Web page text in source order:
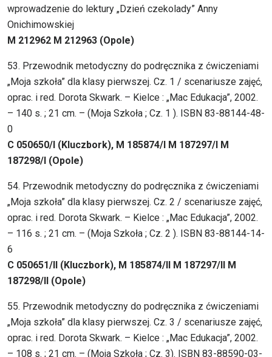
wprowadzenie do lektury „Dzień czekolady” Anny
Onichimowskiej
M 212962 M 212963 (Opole)
53. Przewodnik metodyczny do podręcznika z ćwiczeniami
„Moja szkoła” dla klasy pierwszej. Cz. 1 / scenariusze zajęć,
oprac. i red. Dorota Skwark. – Kielce : „Mac Edukacja”, 2002.
– 140 s. ; 21 cm. – (Moja Szkoła ; Cz. 1 ). ISBN 83-88144-48-
0
C 050650/I (Kluczbork), M 185874/I M 187297/I M
187298/I (Opole)
54. Przewodnik metodyczny do podręcznika z ćwiczeniami
„Moja szkoła” dla klasy pierwszej. Cz. 2 / scenariusze zajęć,
oprac. i red. Dorota Skwark. – Kielce : „Mac Edukacja”, 2002.
– 116 s. ; 21 cm. – (Moja Szkoła ; Cz. 2 ). ISBN 83-88144-14-
6
C 050651/II (Kluczbork), M 185874/II M 187297/II M
187298/II (Opole)
55. Przewodnik metodyczny do podręcznika z ćwiczeniami
„Moja szkoła” dla klasy pierwszej. Cz. 3 / scenariusze zajęć,
oprac. i red. Dorota Skwark. – Kielce : „Mac Edukacja”, 2002.
– 108 s. ; 21 cm. – (Moja Szkoła ; Cz. 3). ISBN 83-88590-03-